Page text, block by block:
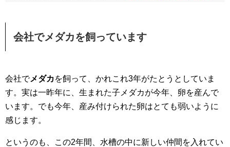
会社でメダカを飼っています
会社でメダカを飼って、かれこれ3年がたとうとしていま
す。実は一昨年に、生まれた子メダカが今年、卵を産んで
います。でも今年、産み付けられた卵はとても弱いように
感じます。
というのも、この2年間、水槽の中に新しい仲間を入れてい